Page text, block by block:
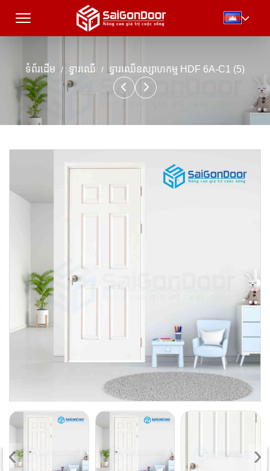
ទំព័រដើម ទ្វារឈើ ទ្វារឈើឧស្សាហកម្ម HDF 6A-C1 (5)
‹ ›